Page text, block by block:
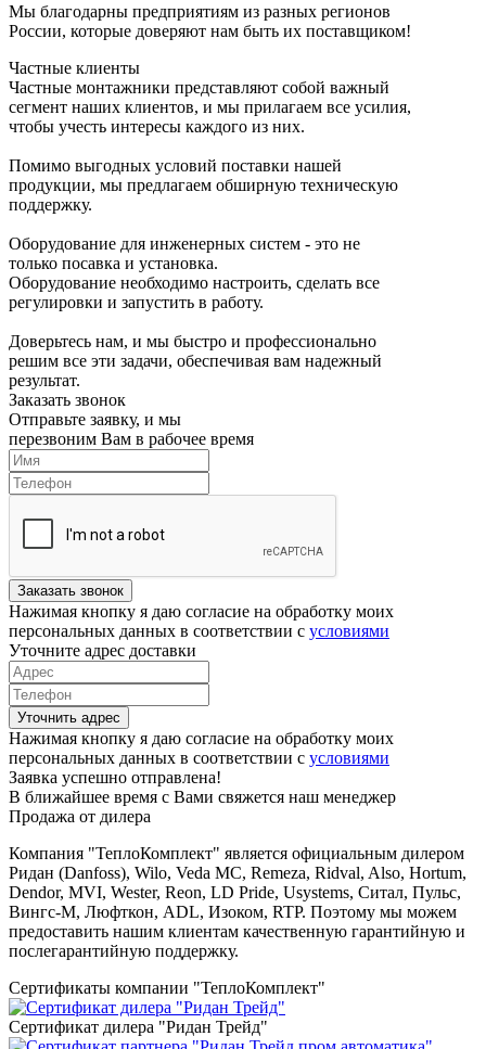
Мы благодарны предприятиям из разных регионов
России, которые доверяют нам быть их поставщиком!
Частные клиенты
Частные монтажники представляют собой важный
сегмент наших клиентов, и мы прилагаем все усилия,
чтобы учесть интересы каждого из них.
Помимо выгодных условий поставки нашей
продукции, мы предлагаем обширную техническую
поддержку.
Оборудование для инженерных систем - это не
только посавка и установка.
Оборудование необходимо настроить, сделать все
регулировки и запустить в работу.
Доверьтесь нам, и мы быстро и профессионально
решим все эти задачи, обеспечивая вам надежный
результат.
Заказать звонок
Отправьте заявку, и мы
перезвоним Вам в рабочее время
Заказать звонок
Нажимая кнопку я даю согласие на обработку моих
персональных данных в соответствии с условиями
Уточните адрес доставки
Уточнить адрес
Нажимая кнопку я даю согласие на обработку моих
персональных данных в соответствии с условиями
Заявка успешно отправлена!
В ближайшее время с Вами свяжется наш менеджер
Продажа от дилера
Компания "ТеплоКомплект" является официальным дилером
Ридан (Danfoss), Wilo, Veda MC, Remeza, Ridval, Also, Hortum,
Dendor, MVI, Wester, Reon, LD Pride, Usystems, Ситал, Пульс,
Вингс-М, Люфткон, ADL, Изоком, RTP. Поэтому мы можем
предоставить нашим клиентам качественную гарантийную и
послегарантийную поддержку.
Сертификаты компании "ТеплоКомплект"
Сертификат дилера "Ридан Трейд"